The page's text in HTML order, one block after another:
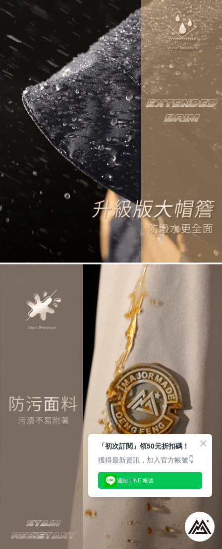
「初次訂閱」領50元折扣碼！
獲得最新資訊，加入官方帳號👇
連結 LINE 帳號